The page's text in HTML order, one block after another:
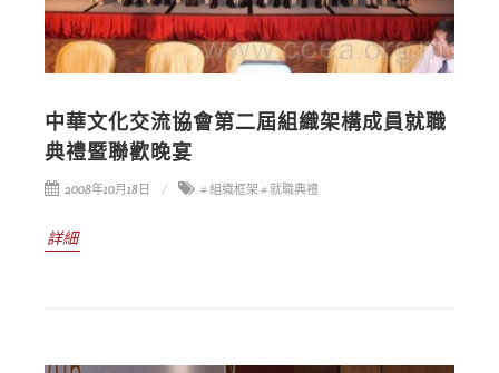
中華文化交流協會第二屆組織架構成員就職
典禮暨聯歡晚宴
2008年10月18日 # 組織框架 # 就職典禮
詳細